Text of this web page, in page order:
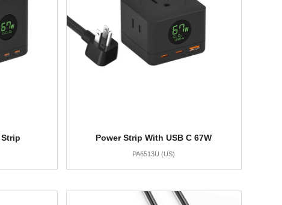
Strip Power Strip With USB C 67W
PA6513U (US)